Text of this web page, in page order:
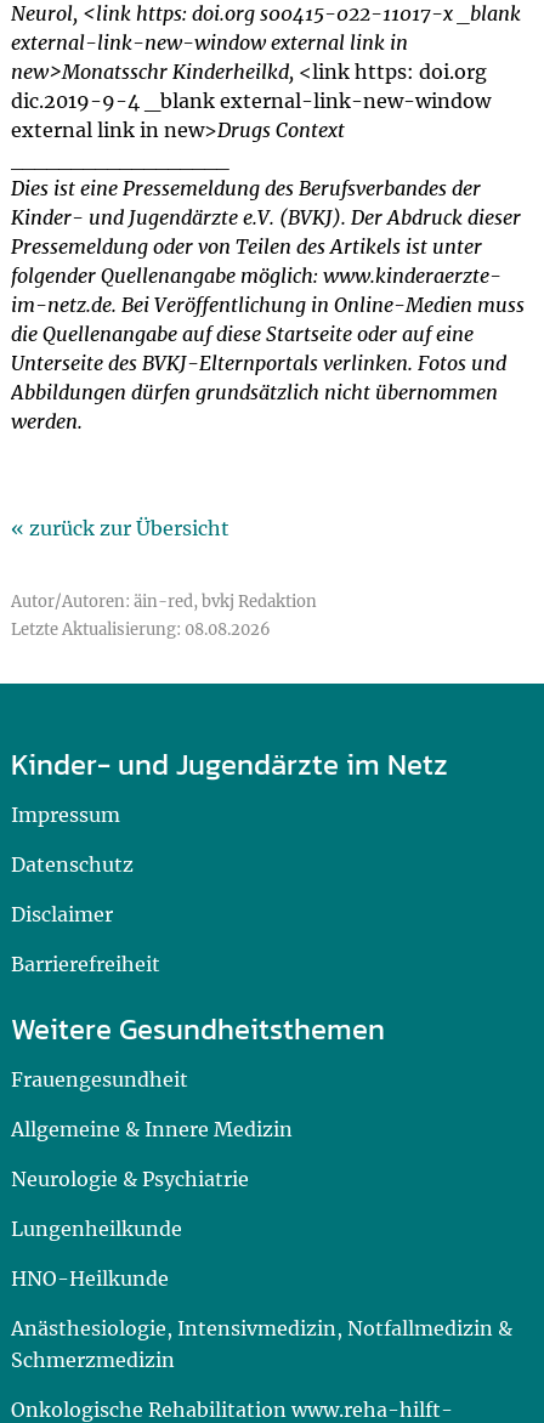
Neurol, <link https: doi.org s00415-022-11017-x _blank
external-link-new-window external link in
new>Monatsschr Kinderheilkd, <link https: doi.org
dic.2019-9-4 _blank external-link-new-window
external link in new>Drugs Context
Dies ist eine Pressemeldung des Berufsverbandes der
Kinder- und Jugendärzte e.V. (BVKJ). Der Abdruck dieser
Pressemeldung oder von Teilen des Artikels ist unter
folgender Quellenangabe möglich: www.kinderaerzte-
im-netz.de. Bei Veröffentlichung in Online-Medien muss
die Quellenangabe auf diese Startseite oder auf eine
Unterseite des BVKJ-Elternportals verlinken. Fotos und
Abbildungen dürfen grundsätzlich nicht übernommen
werden.
« zurück zur Übersicht
Autor/Autoren: äin-red, bvkj Redaktion
Letzte Aktualisierung: 08.08.2026
Kinder- und Jugendärzte im Netz
Impressum
Datenschutz
Disclaimer
Barrierefreiheit
Weitere Gesundheitsthemen
Frauengesundheit
Allgemeine & Innere Medizin
Neurologie & Psychiatrie
Lungenheilkunde
HNO-Heilkunde
Anästhesiologie, Intensivmedizin, Notfallmedizin &
Schmerzmedizin
Onkologische Rehabilitation www.reha-hilft-